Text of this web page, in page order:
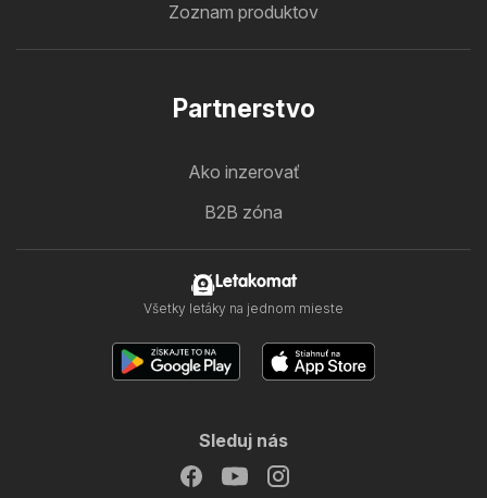
Zoznam produktov
Partnerstvo
Ako inzerovať
B2B zóna
Letakomat
Všetky letáky na jednom mieste
Sleduj nás